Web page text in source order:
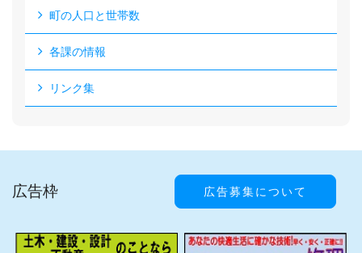
町の人口と世帯数
各課の情報
リンク集
広告枠 広告募集について